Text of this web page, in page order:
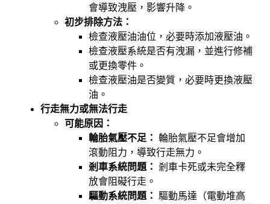
會導致洩壓，影響升降。
初步排除方法：
檢查液壓油油位，必要時添加液壓油。
檢查液壓系統是否有洩漏，並進行修補
或更換零件。
檢查液壓油是否變質，必要時更換液壓
油。
行走無力或無法行走
可能原因：
輪胎氣壓不足： 輪胎氣壓不足會增加
滾動阻力，導致行走無力。
剎車系統問題： 剎車卡死或未完全釋
放會阻礙行走。
驅動系統問題：
驅動馬達（電動堆高